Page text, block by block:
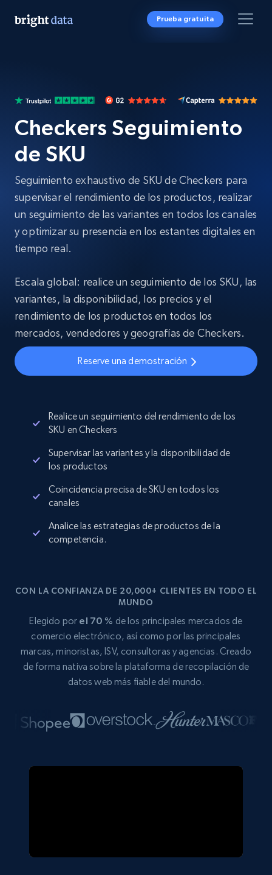
Prueba gratuita
Checkers Seguimiento
de SKU
Seguimiento exhaustivo de SKU de Checkers para
supervisar el rendimiento de los productos, realizar
un seguimiento de las variantes en todos los canales
y optimizar su presencia en los estantes digitales en
tiempo real.
Escala global: realice un seguimiento de los SKU, las
variantes, la disponibilidad, los precios y el
rendimiento de los productos en todos los
mercados, vendedores y geografías de Checkers.
Reserve una demostración
Realice un seguimiento del rendimiento de los
SKU en Checkers
Supervisar las variantes y la disponibilidad de
los productos
Coincidencia precisa de SKU en todos los
canales
Analice las estrategias de productos de la
competencia.
CON LA CONFIANZA DE 20,000+ CLIENTES EN TODO EL
MUNDO
Elegido por el 70 % de los principales mercados de
comercio electrónico, así como por las principales
marcas, minoristas, ISV, consultoras y agencias. Creado
de forma nativa sobre la plataforma de recopilación de
datos web más fiable del mundo.